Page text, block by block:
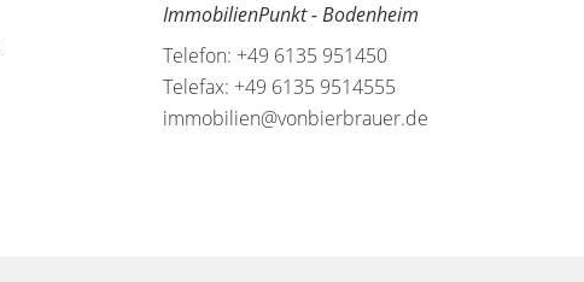
ImmobilienPunkt - Bodenheim
Telefon: +49 6135 951450
Telefax: +49 6135 9514555
immobilien@vonbierbrauer.de